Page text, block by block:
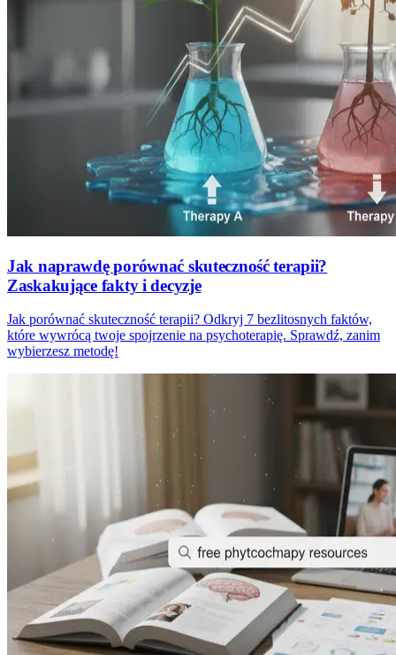
Jak naprawdę porównać skuteczność terapii?
Zaskakujące fakty i decyzje
Jak porównać skuteczność terapii? Odkryj 7 bezlitosnych faktów,
które wywrócą twoje spojrzenie na psychoterapię. Sprawdź, zanim
wybierzesz metodę!